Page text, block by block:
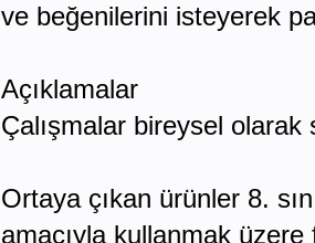
ve beğenilerini isteyerek
Açıklamalar
Çalışmalar bireysel olarak
Ortaya çıkan ürünler 8.
amacıyla kullanmak üzere